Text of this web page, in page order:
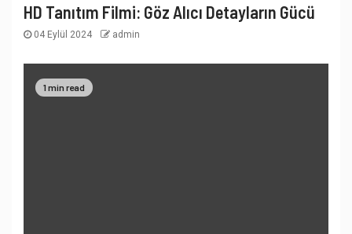
HD Tanıtım Filmi: Göz Alıcı Detayların Gücü
04 Eylül 2024 admin
1 min read